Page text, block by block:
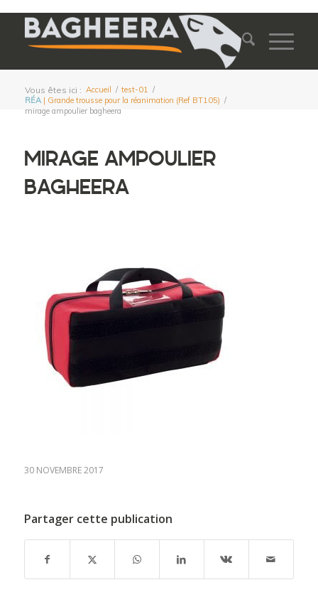
Vous êtes ici : Accueil / test-01 /
RÉA| Grande trousse pour la réanimation (Ref BT105) /
mirage ampoulier bagheera
MIRAGE AMPOULIER
BAGHEERA
30 NOVEMBRE 2017
Partager cette publication